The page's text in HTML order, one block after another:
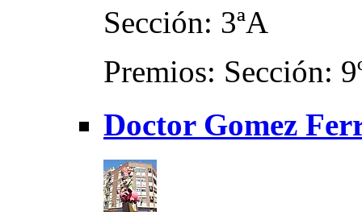
Sección: 3ªA
Premios: Sección:
Doctor Gomez